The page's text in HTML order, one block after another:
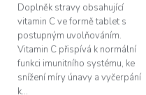
Doplněk stravy obsahující
vitamin C ve formě tablet s
postupným uvolňováním.
Vitamin C přispívá k normální
funkci imunitního systému, ke
snížení míry únavy a vyčerpání
k...